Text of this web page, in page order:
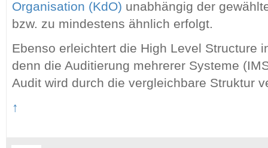
Organisation (KdO) unabhängig der
bzw. zu mindestens ähnlich erfolgt.
Ebenso erleichtert die High Level Structure
denn die Auditierung mehrerer Systeme
Audit wird durch die vergleichbare Struktur
↑